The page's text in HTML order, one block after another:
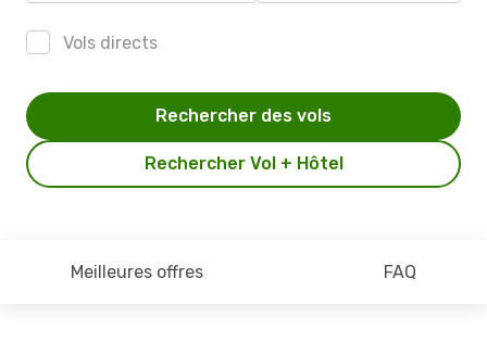
Vols directs
Rechercher Vol + Hôtel
Rechercher des vols
Meilleures offres FAQ